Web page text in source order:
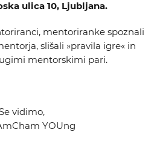
ulica 10, Ljubljana.
mentoriranke spoznali
slišali »pravila igre« in
mentorskimi pari.
vidimo,
YOUng